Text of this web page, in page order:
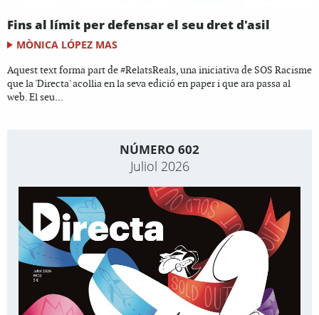
Fins al límit per defensar el seu dret d'asil
MÒNICA LÓPEZ MAS
Aquest text forma part de #RelatsReals, una iniciativa de SOS Racisme
que la 'Directa' acollia en la seva edició en paper i que ara passa al
web. El seu...
NÚMERO 602
Juliol 2026